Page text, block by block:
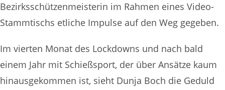
Bezirksschützenmeisterin im Rahmen eines Video-
Stammtischs etliche Impulse auf den Weg gegeben.
Im vierten Monat des Lockdowns und nach bald
einem Jahr mit Schießsport, der über Ansätze kaum
hinausgekommen ist, sieht Dunja Boch die Geduld